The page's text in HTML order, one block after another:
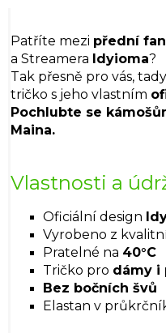
Patříte mezi přední
a Streamera Idyioma?
Tak přesně pro vás,
tričko s jeho vlastním
Pochlubte se
Maina.
Vlastnosti a
Oficiální design
Vyrobeno z
Pratelné na 40°C
Tričko pro dámy i
Bez bočních švů
Elastan v